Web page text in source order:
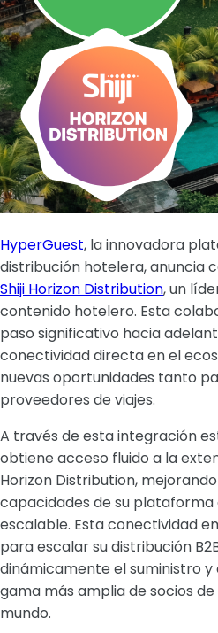
HyperGuest, la innovadora
distribución hotelera, anuncia
Shiji Horizon Distribution, un
contenido hotelero. Esta
paso significativo hacia
conectividad directa en el
nuevas oportunidades tanto
proveedores de viajes.
A través de esta integración
obtiene acceso fluido a la
Horizon Distribution,
capacidades de su
escalable. Esta conectividad
para escalar su distribución
dinámicamente el suministro
gama más amplia de socios
mundo.